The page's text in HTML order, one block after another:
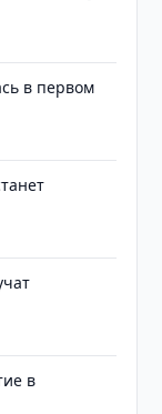
в первом
в